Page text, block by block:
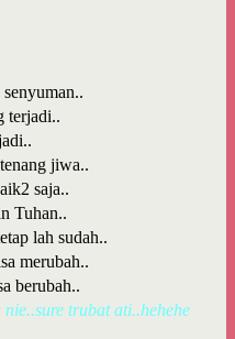
terjadi..
jiwa..
saja..
Tuhan..
lah sudah..
merubah..
berubah..
trubat ati..hehehe